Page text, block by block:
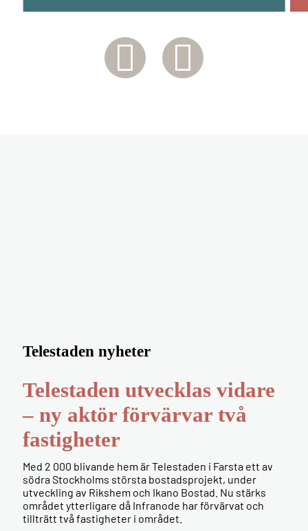
Telestaden nyheter
Telestaden utvecklas vidare
– ny aktör förvärvar två
fastigheter
Med 2 000 blivande hem är Telestaden i Farsta ett av
södra Stockholms största bostadsprojekt, under
utveckling av Rikshem och Ikano Bostad. Nu stärks
området ytterligare då Infranode har förvärvat och
tillträtt två fastigheter i området.